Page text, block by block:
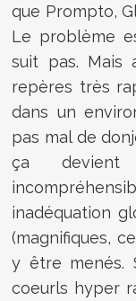
que Prompto,
Le problème
suit pas. Mais
repères très
dans un
pas mal de
ça
inadéquation
(magnifiques,
y être menés.
coeurls hyper